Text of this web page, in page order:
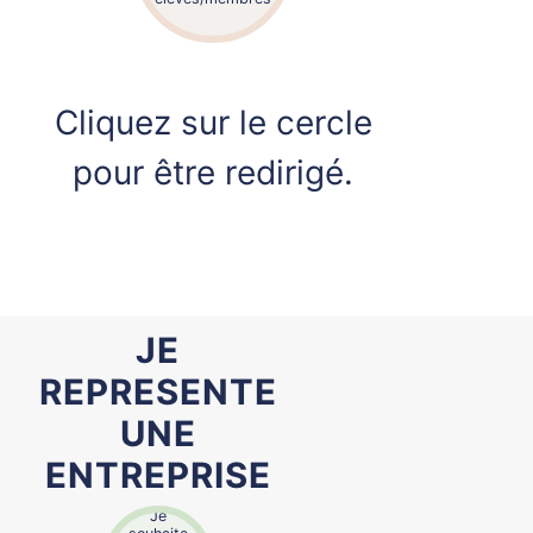
d'organisations diverses
Cliquez sur le cercle
pour être redirigé.
JE
REPRESENTE
UNE
ENTREPRISE
Je
Je
organiser
des Team